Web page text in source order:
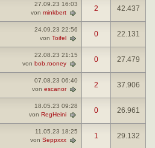
27.09.23 16:03
von minkbert 2 42.437
24.09.23 22:56
von Toifel 0 22.131
22.08.23 21:15
von bob.rooney 0 27.479
07.08.23 06:40
von escanor 2 37.906
18.05.23 09:28
von RegHeini 0 26.961
11.05.23 18:25
von Seppxxx 1 29.132